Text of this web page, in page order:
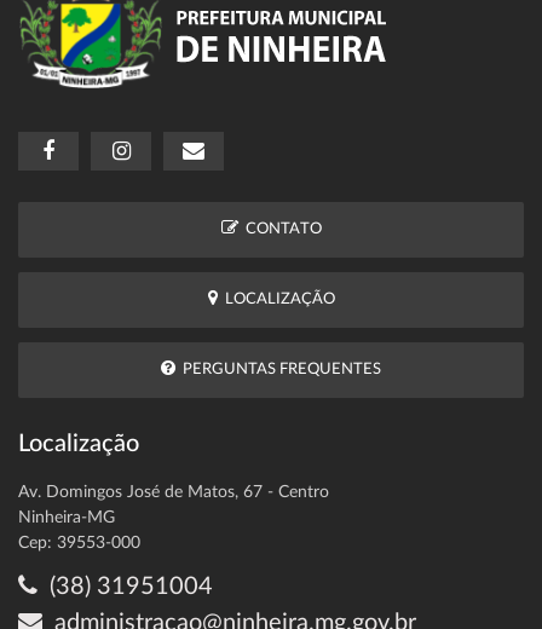
CONTATO
LOCALIZAÇÃO
PERGUNTAS FREQUENTES
Localização
Av. Domingos José de Matos, 67 - Centro
Ninheira-MG
Cep: 39553-000
(38) 31951004
administracao@ninheira.mg.gov.br